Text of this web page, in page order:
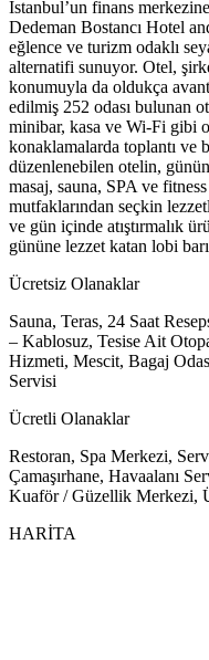
İstanbul’un finans
Dedeman Bostancı Hotel
eğlence ve turizm odaklı
alternatifi sunuyor. Otel,
konumuyla da oldukça
edilmiş 252 odası bulunan
minibar, kasa ve Wi-Fi gibi
konaklamalarda toplantı ve
düzenlenebilen otelin,
masaj, sauna, SPA ve
mutfaklarından seçkin
ve gün içinde atıştırmalık
gününe lezzet katan lobi
Ücretsiz Olanaklar
Sauna, Teras, 24 Saat
– Kablosuz, Tesise Ait
Hizmeti, Mescit, Bagaj
Servisi
Ücretli Olanaklar
Restoran, Spa Merkezi,
Çamaşırhane, Havaalanı
Kuaför / Güzellik Merkezi,
HARİTA